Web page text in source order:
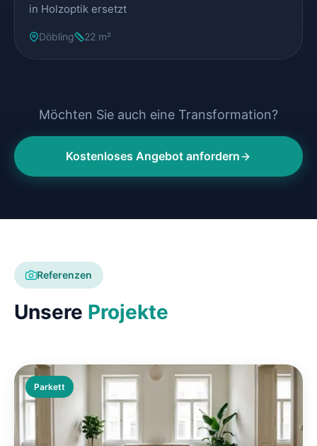
in Holzoptik ersetzt
Döbling 22 m²
Möchten Sie auch eine Transformation?
Kostenloses Angebot anfordern
Referenzen
Unsere Projekte
Parkett